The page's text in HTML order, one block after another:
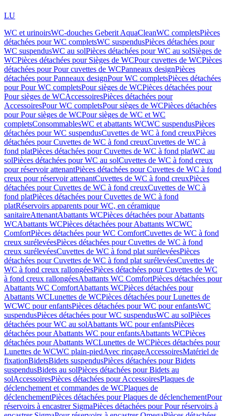
LU
WC et urinoirsWC-douches Geberit AquaCleanWC completsPièces
détachées pour WC completsWC suspendusPièces détachées pour
WC suspendusWC au solPièces détachées pour WC au solSièges de
WCPièces détachées pour Sièges de WCPour cuvettes de WCPièces
détachées pour Pour cuvettes de WCPanneaux designPièces
détachées pour Panneaux designPour WC completsPièces détachées
pour Pour WC completsPour sièges de WCPièces détachées pour
Pour sièges de WCAccessoiresPièces détachées pour
AccessoiresPour WC completsPour sièges de WCPièces détachées
pour Pour sièges de WCPour sièges de WC et WC
completsConsommablesWC et abattants WCWC suspendusPièces
détachées pour WC suspendusCuvettes de WC à fond creuxPièces
détachées pour Cuvettes de WC à fond creuxCuvettes de WC à
fond platPièces détachées pour Cuvettes de WC à fond platWC au
solPièces détachées pour WC au solCuvettes de WC à fond creux
pour réservoir attenantPièces détachées pour Cuvettes de WC à fond
creux pour réservoir attenantCuvettes de WC à fond creuxPièces
détachées pour Cuvettes de WC à fond creuxCuvettes de WC à
fond platPièces détachées pour Cuvettes de WC à fond
platRéservoirs apparents pour WC, en céramique
sanitaireAttenantAbattants WCPièces détachées pour Abattants
WCAbattants WCPièces détachées pour Abattants WCWC
ComfortPièces détachées pour WC ComfortCuvettes de WC à fond
creux surélevéesPièces détachées pour Cuvettes de WC à fond
creux surélevéesCuvettes de WC à fond plat surélevéesPièces
détachées pour Cuvettes de WC à fond plat surélevéesCuvettes de
WC à fond creux rallongéesPièces détachées pour Cuvettes de WC
à fond creux rallongéesAbattants WC ComfortPièces détachées pour
Abattants WC ComfortAbattants WCPièces détachées pour
Abattants WCLunettes de WCPièces détachées pour Lunettes de
WCWC pour enfantsPièces détachées pour WC pour enfantsWC
suspendusPièces détachées pour WC suspendusWC au solPièces
détachées pour WC au solAbattants WC pour enfantsPièces
détachées pour Abattants WC pour enfantsAbattants WCPièces
détachées pour Abattants WCLunettes de WCPièces détachées pour
Lunettes de WCWC plain-piedAvec rinçageAccessoiresMatériel de
fixationBidetsBidets suspendusPièces détachées pour Bidets
suspendusBidets au solPièces détachées pour Bidets au
solAccessoiresPièces détachées pour AccessoiresPlaques de
déclenchement et commandes de WCPlaques de
déclenchementPièces détachées pour Plaques de déclenchementPour
réservoirs à encastrer SigmaPièces détachées pour Pour réservoirs à